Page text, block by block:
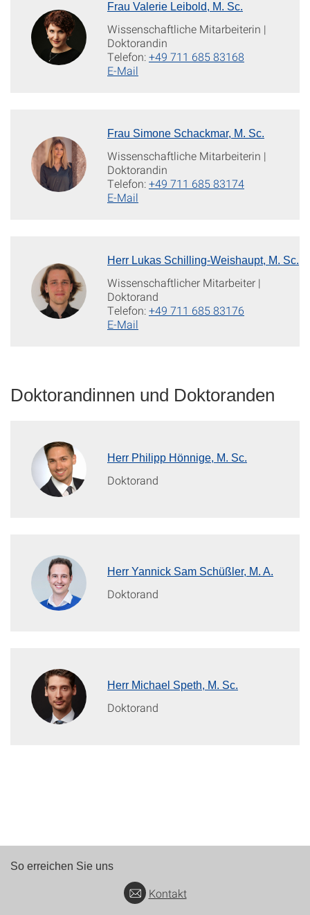
Frau Valerie Leibold, M. Sc.
Wissenschaftliche Mitarbeiterin |
Doktorandin
Telefon:+49 711 685 83168
E-Mail
Frau Simone Schackmar, M. Sc.
Wissenschaftliche Mitarbeiterin |
Doktorandin
Telefon:+49 711 685 83174
E-Mail
Herr Lukas Schilling-Weishaupt, M. Sc.
Wissenschaftlicher Mitarbeiter |
Doktorand
Telefon:+49 711 685 83176
E-Mail
Doktorandinnen und Doktoranden
Herr Philipp Hönnige, M. Sc.
Doktorand
Herr Yannick Sam Schüßler, M. A.
Doktorand
Herr Michael Speth, M. Sc.
Doktorand
So erreichen Sie uns
Kontakt